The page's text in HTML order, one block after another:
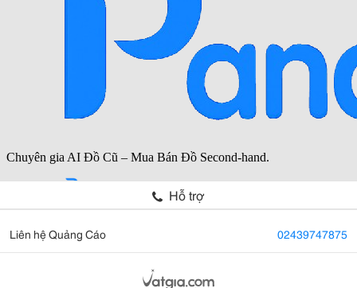
Hỗ trợ
Liên hệ Quảng Cáo 02439747875